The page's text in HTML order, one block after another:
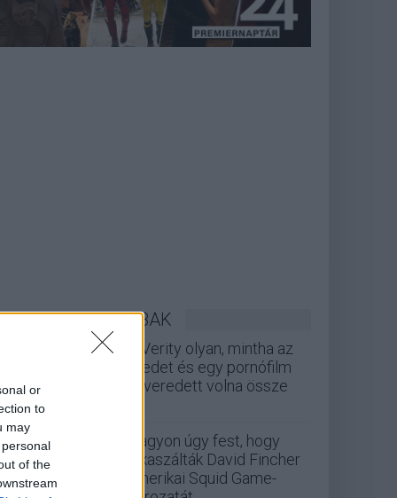
or
to
may
of the
LEGOLVASOTTABBAK
A Verity olyan, mintha az
Eredet és egy pornófilm
keveredett volna össze
Nagyon úgy fest, hogy
elkaszálták David Fincher
amerikai Squid Game-